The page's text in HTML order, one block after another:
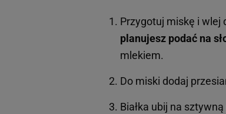
Przygotuj miskę i wlej
planujesz podać na
mlekiem.
Do miski dodaj
Białka ubij na